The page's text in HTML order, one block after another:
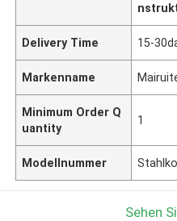
Delivery Time 15-
Markenname
Minimum Order Q
uantity
1
Modellnummer
Sehen